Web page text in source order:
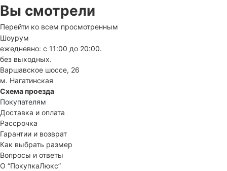
Вы смотрели
Перейти ко всем просмотренным
Шоурум
ежедневно: с 11:00 до 20:00.
без выходных.
Варшавское шоссе, 26
м. Нагатинская
Схема проезда
Покупателям
Доставка и оплата
Рассрочка
Гарантии и возврат
Как выбрать размер
Вопросы и ответы
О “ПокупкаЛюкс”